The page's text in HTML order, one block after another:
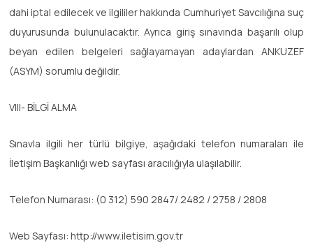
dahi iptal edilecek ve ilgililer hakkında Cumhuriyet Savcılığına suç
duyurusunda bulunulacaktır. Ayrıca giriş sınavında başarılı olup
beyan edilen belgeleri sağlayamayan adaylardan ANKUZEF
(ASYM) sorumlu değildir.
VIII- BİLGİ ALMA
Sınavla ilgili her türlü bilgiye, aşağıdaki telefon numaraları ile
İletişim Başkanlığı web sayfası aracılığıyla ulaşılabilir.
Telefon Numarası: (0 312) 590 2847/ 2482 / 2758 / 2808
Web Sayfası: http://www.iletisim.gov.tr